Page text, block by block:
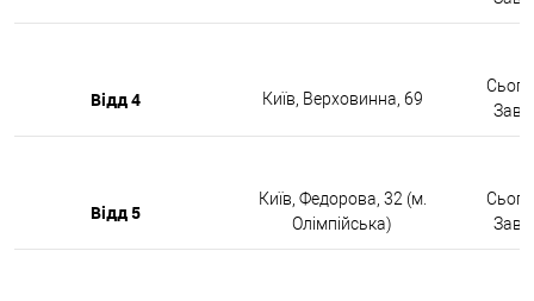
Відд 4 Київ, Верховинна, 69
Відд 5
Київ, Федорова, 32 (м.
Олімпійська)